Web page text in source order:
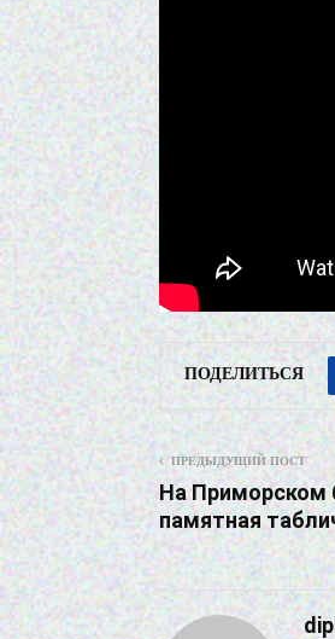
ПОДЕЛИТЬСЯ
ПРЕДЫДУЩИЙ ПОСТ
На Приморском
памятная